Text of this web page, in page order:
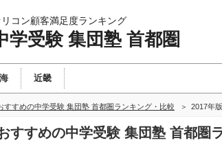
リコン顧客満足度ランキング
学受験 集団塾 首都圏
近畿
すすめの中学受験 集団塾 首都圏ランキング・比較 2017年版
すすめの中学受験 集団塾 首都圏